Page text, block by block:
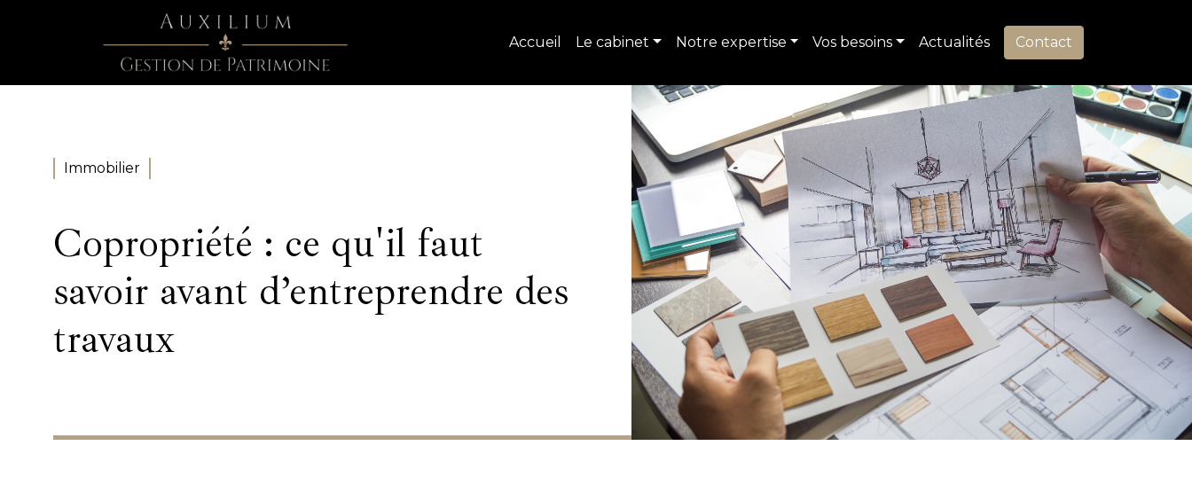
Accueil Le cabinet Notre expertise Vos besoins Actualités Contact
Immobilier
Copropriété : ce qu'il faut
savoir avant d’entreprendre des
travaux